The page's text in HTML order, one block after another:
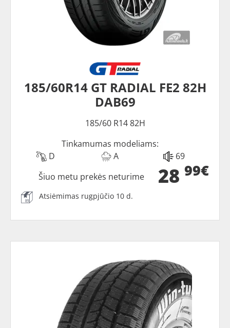
185/60R14 GT RADIAL FE2 82H
DAB69
185/60 R14 82H
Tinkamumas modeliams:
D
A 69
28 99€
Šiuo metu prekės neturime
Atsiėmimas rugpjūčio 10 d.